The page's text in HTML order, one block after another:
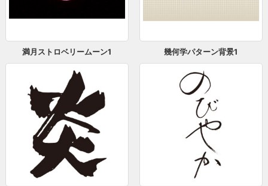
満月ストロベリームーン1 幾何学パターン背景1